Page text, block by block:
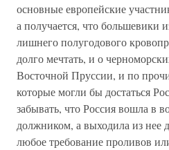
основные европейские
а получается, что большевики
лишнего полугодового
долго мечтать, и о
Восточной Пруссии, и по
которые могли бы достаться
забывать, что Россия вошла в
должником, а выходила из нее
любое требование проливов